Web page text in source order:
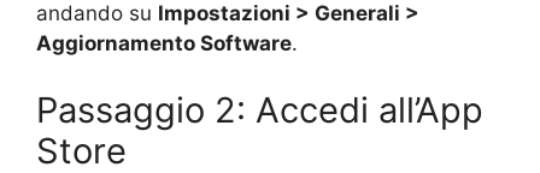
andando su Impostazioni > Generali >
Aggiornamento Software.
Passaggio 2: Accedi all’App
Store